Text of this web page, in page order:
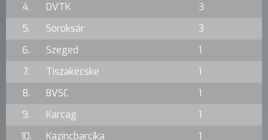
4.
DVTK
3
5.
Soroksár
3
6.
Szeged
1
7.
Tiszakécske
1
8.
BVSC
1
9.
Karcag
1
10.
Kazincbarcika 1